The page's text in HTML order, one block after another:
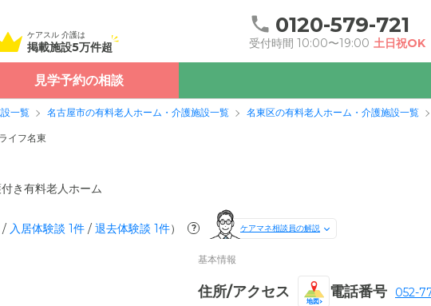
ケアスル 介護は
掲載施設5万件超
0120-579-721
受付時間 10:00〜19:00 土日祝OK
見学予約の相談
一覧 名古屋市の有料老人ホーム・介護施設一覧 名東区の有料老人ホーム・介護施設一覧
イフ名東
き有料老人ホーム
/ 入居体験談 1件 / 退去体験談 1件） ? ケアマネ相談員の解説
基本情報
住所/アクセス
地図
電話番号 052-